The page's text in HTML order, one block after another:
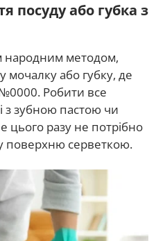
посуду або губка з
народним методом,
мочалку або губку, де
Робити все
з зубною пастою чи
разу не потрібно
поверхню серветкою.